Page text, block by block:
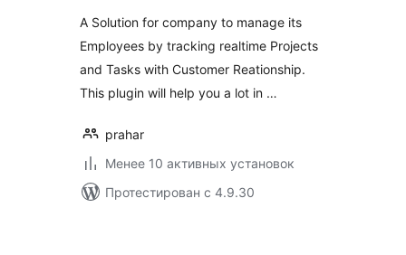
A Solution for company to manage its
Employees by tracking realtime Projects
and Tasks with Customer Reationship.
This plugin will help you a lot in …
prahar
Менее 10 активных установок
Протестирован с 4.9.30